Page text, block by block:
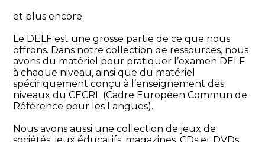
et plus encore.
Le DELF est une grosse partie de ce que nous
offrons. Dans notre collection de ressources, nous
avons du matériel pour pratiquer l’examen DELF
à chaque niveau, ainsi que du matériel
spécifiquement conçu à l’enseignement des
niveaux du CECRL (Cadre Européen Commun de
Référence pour les Langues).
Nous avons aussi une collection de jeux de